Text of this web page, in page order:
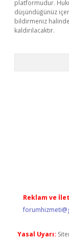
platformudur.
düşündüğünüz
bildirmeniz
kaldırılacaktır.
Reklam ve
Yasal Uyarı: